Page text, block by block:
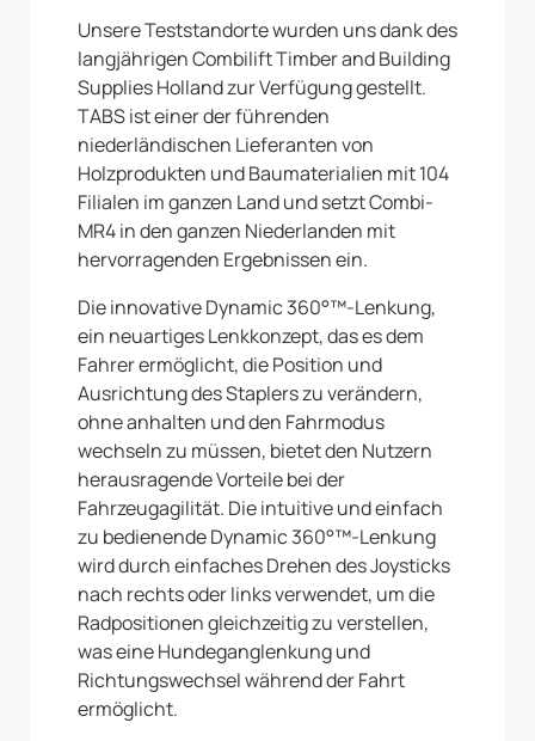
Unsere Teststandorte wurden uns dank des
langjährigen Combilift Timber and Building
Supplies Holland zur Verfügung gestellt.
TABS ist einer der führenden
niederländischen Lieferanten von
Holzprodukten und Baumaterialien mit 104
Filialen im ganzen Land und setzt Combi-
MR4 in den ganzen Niederlanden mit
hervorragenden Ergebnissen ein.
Die innovative Dynamic 360°™-Lenkung,
ein neuartiges Lenkkonzept, das es dem
Fahrer ermöglicht, die Position und
Ausrichtung des Staplers zu verändern,
ohne anhalten und den Fahrmodus
wechseln zu müssen, bietet den Nutzern
herausragende Vorteile bei der
Fahrzeugagilität. Die intuitive und einfach
zu bedienende Dynamic 360°™-Lenkung
wird durch einfaches Drehen des Joysticks
nach rechts oder links verwendet, um die
Radpositionen gleichzeitig zu verstellen,
was eine Hundeganglenkung und
Richtungswechsel während der Fahrt
ermöglicht.